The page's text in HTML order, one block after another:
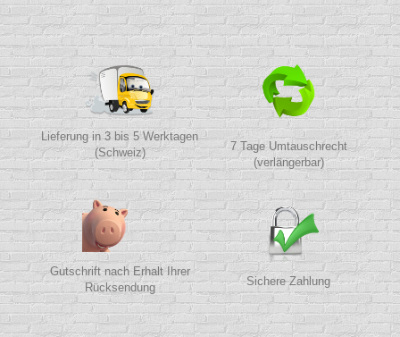
Lieferung in 3 bis 5 Werktagen
(Schweiz)
7 Tage Umtauschrecht
(verlängerbar)
Gutschrift nach Erhalt Ihrer
Rücksendung
Sichere Zahlung